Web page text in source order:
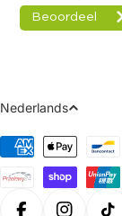
Taal
Nederlands
Betaalmethoden